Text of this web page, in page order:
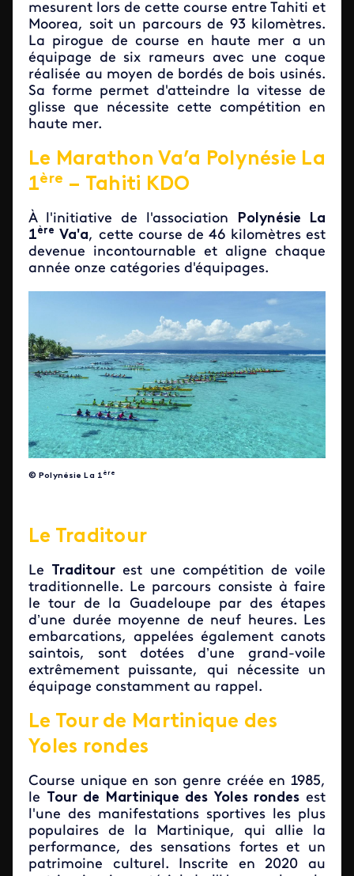
mesurent lors de cette course entre Tahiti et
Moorea, soit un parcours de 93 kilomètres.
La pirogue de course en haute mer a un
équipage de six rameurs avec une coque
réalisée au moyen de bordés de bois usinés.
Sa forme permet d'atteindre la vitesse de
glisse que nécessite cette compétition en
haute mer.
Le Marathon Va’a Polynésie La
1ère – Tahiti KDO
À l'initiative de l'association
Polynésie La
1ère Va'a, cette course de 46 kilomètres est
devenue incontournable et aligne chaque
année onze catégories d'équipages.
© Polynésie La 1 ère
Le Traditour
Le Traditour est une compétition de voile
traditionnelle. Le parcours consiste à faire
le tour de la Guadeloupe par des étapes
d’une durée moyenne de neuf heures. Les
embarcations, appelées également canots
saintois, sont dotées d’une grand-voile
extrêmement puissante, qui nécessite un
équipage constamment au rappel.
Le Tour de Martinique des
Yoles rondes
Course unique en son genre créée en 1985,
le Tour de Martinique des Yoles rondes est
l'une des manifestations sportives les plus
populaires de la Martinique, qui allie la
performance, des sensations fortes et un
patrimoine culturel. Inscrite en 2020 au